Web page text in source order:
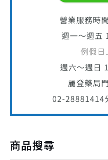
營業服務時間
週一～週五
例假日
週六～週日
麗登藥局
02-28881414
商品搜尋